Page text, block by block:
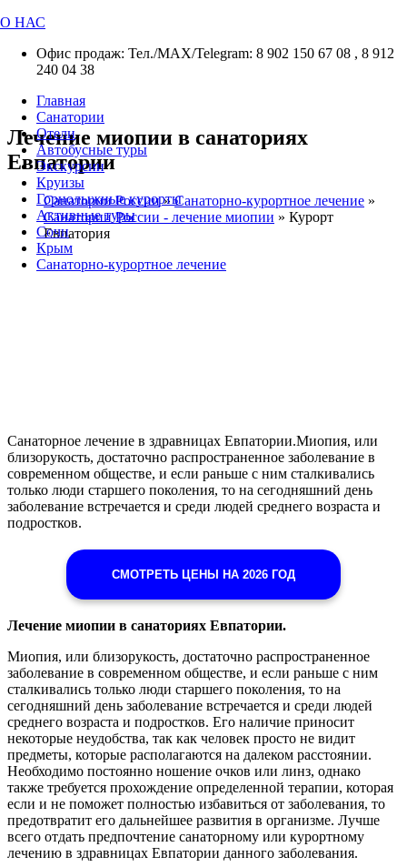
О НАС
Офис продаж: Тел./МАХ/Telegram: 8 902 150 67 08 , 8 912
240 04 38
Главная
Санатории
Отели
Автобусные туры
Экскурсии
Круизы
Горнолыжные курорты
Активные туры
Сочи
Крым
Санаторно-курортное лечение
Лечение миопии в санаториях
Евпатории
Санатории России»Санаторно-курортное лечение »
Санатории России - лечение миопии » Курорт
Евпатория
Санаторное лечение в здравницах Евпатории.Миопия, или
близорукость, достаточно распространенное заболевание в
современном обществе, и если раньше с ним сталкивались
только люди старшего поколения, то на сегодняшний день
заболевание встречается и среди людей среднего возраста и
подростков.
СМОТРЕТЬ ЦЕНЫ НА 2026 ГОД
Лечение миопии в санаториях Евпатории.
Миопия, или близорукость, достаточно распространенное
заболевание в современном обществе, и если раньше с ним
сталкивались только люди старшего поколения, то на
сегодняшний день заболевание встречается и среди людей
среднего возраста и подростков. Его наличие приносит
некоторые неудобства, так как человек просто не видит
предметы, которые располагаются на далеком расстоянии.
Необходимо постоянно ношение очков или линз, однако
также требуется прохождение определенной терапии, которая
если и не поможет полностью избавиться от заболевания, то
предотвратит его дальнейшее развития в организме. Лучше
всего отдать предпочтение санаторному или курортному
лечению в здравницах Евпатории данного заболевания.